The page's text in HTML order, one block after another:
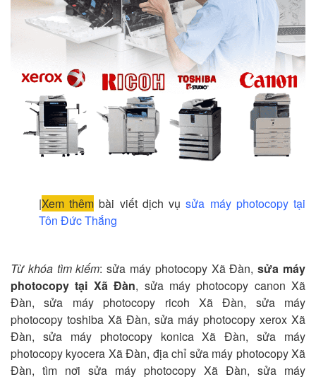
|Xem thêm bài viết dịch vụsửa máy photocopy tại
Tôn Đức Thắng
Từ khóa tìm kiếm: sửa máy photocopy Xã Đàn,sửa máy
photocopy tại Xã Đàn, sửa máy photocopy canon Xã
Đàn, sửa máy photocopy ricoh Xã Đàn, sửa máy
photocopy toshiba Xã Đàn, sửa máy photocopy xerox Xã
Đàn, sửa máy photocopy konica Xã Đàn, sửa máy
photocopy kyocera Xã Đàn, địa chỉ sửa máy photocopy Xã
Đàn, tìm nơi sửa máy photocopy Xã Đàn, sửa máy